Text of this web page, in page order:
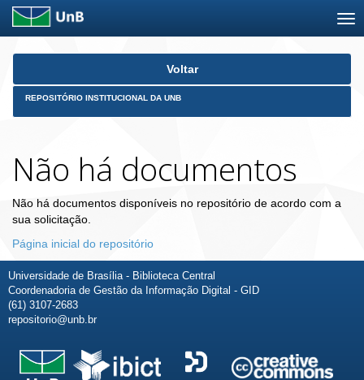
Skip
Voltar
REPOSITÓRIO INSTITUCIONAL DA UNB
Não há documentos
Não há documentos disponíveis no repositório de acordo com a
sua solicitação.
Página inicial do repositório
Universidade de Brasília - Biblioteca Central
Coordenadoria de Gestão da Informação Digital - GID
(61) 3107-2683
repositorio@unb.br